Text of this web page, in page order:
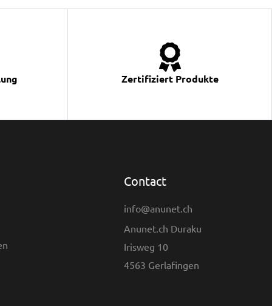
Zertifiziert Produkte
Contact
info@anunet.ch
Anunet.ch Duraku
Irisweg 10
4563 Gerlafingen